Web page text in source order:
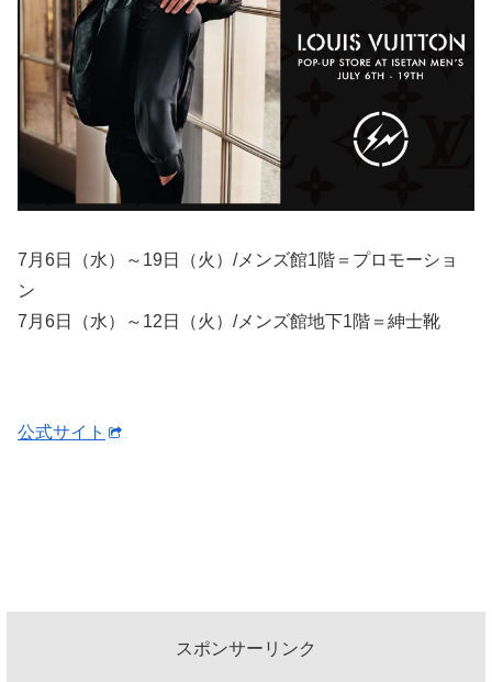
7月6日（水）～19日（火）/メンズ館1階＝プロモーショ
ン
7月6日（水）～12日（火）/メンズ館地下1階＝紳士靴
公式サイト
スポンサーリンク